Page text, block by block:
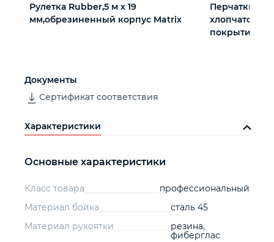
Рулетка Rubber,5 м х 19
мм,обрезиненный корпус Matrix
Перчатки
покрытием из
Документы
Сертификат соответствия
Характеристики
Основные характеристики
Класс товара
профессиональный
Материал бойка
сталь 45
Материал рукоятки
резина,
фиберглас